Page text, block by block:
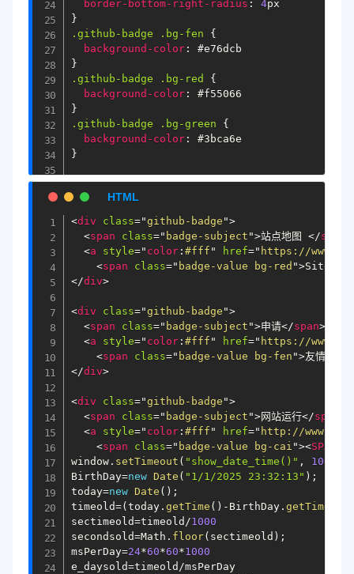
border-bottom-right-radius : 4
}
.github-badge
.bg-fen
{
background-color :
#e76dcb
}
.github-badge
.bg-red
{
background-color :
#f55066
}
.github-badge
.bg-green
{
background-color :
#3bca6e
}
.github-badge .bg-cai {
background-image
deg, #3ca5f6 0% , #a86af9
<div class="github-badge ">
<span class=" badge-subject ">站点地图 </span
<a style=" color :#fff " href=" https://
<span class=" badge-value bg-red ">Sitemap
</div>
<div class="github-badge ">
<span class=" badge-subject ">申请</span>
<a style=" color :#fff " href=" https://
<span class=" badge-value bg-fen ">友情链接
</div>
<div class="github-badge ">
<span class=" badge-subject ">网站运行</span
<a style=" color :#fff " href=" http://
<span class=" badge-value bg-cai "><SPAN
window . setTimeout ( "show_date_time()" , 1000
BirthDay=new Date ( "1/1/2025 23:32:13" ) ;
today=new Date ( ) ;
timeold=(today .getTime ( ) - BirthDay .getTime
sectimeold=timeold /1000
secondsold=Math . floor( sectimeold ) ;
msPerDay=24*60*60*1000
e_daysold=timeold /msPerDay